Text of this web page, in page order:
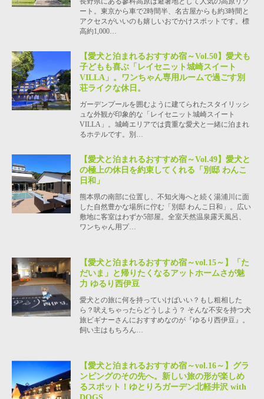
ート。東京から車で2時間半、名古屋からも約3時間と
アクセスがいいのも嬉しいおでかけスポットです。標
高約1,000…
【愛犬と泊まれるおすすめ宿～Vol.50】愛犬も
子どもも喜ぶ「レイセニット城崎スイート
VILLA」。ワンちゃん専用ルームで過ごす別
荘ライクな休日。
ガーデンプールを囲むように建てられたスタイリッシ
ュな外観が印象的な「レイセニット城崎スイート
VILLA」。城崎エリアでは貴重な愛犬と一緒に泊まれ
るホテルです。別…
【愛犬と泊まれるおすすめ宿～Vol.49】愛犬と
の極上の休日を約束してくれる「別邸 わんこ
日和」
熊本県の南部に位置し、不知火海へと続く湯浦川に面
した自然豊かな場所に佇む「別邸 わんこ日和」。広い
敷地に客室はわずか5部屋。全室天然温泉露天風呂、
ワンちゃん用プ…
【愛犬と泊まれるおすすめ宿～vol.15～】「た
だいま」と帰りたくなるアットホームさが魅
力 ゆるり西伊豆
愛犬との旅に何を持っていけばいい？もし粗相した
ら？吠えちゃったらどうしよう？ そんな不安を持つ犬
旅ビギナーさんにおすすめなのが『ゆるり西伊豆』。
飼い主はもちろん…
【愛犬と泊まれるおすすめ宿～vol.16～】グラ
ンピングのその先へ。新しい旅の形が楽しめ
るスポット！ゆとりろガーデン北軽井沢 with